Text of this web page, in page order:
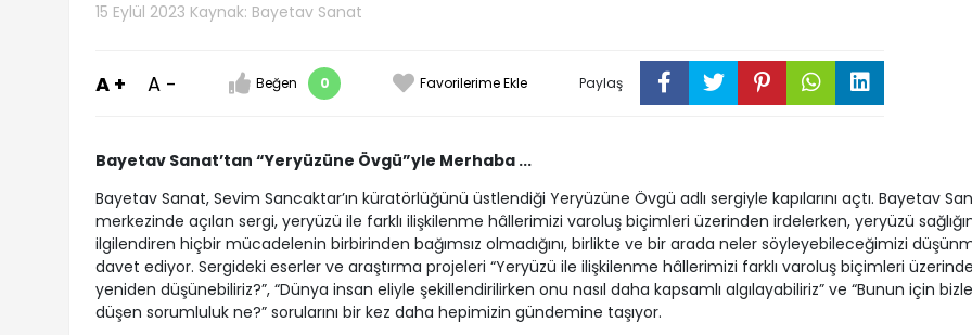
15 Eylül 2023 Kaynak: Bayetav Sanat
A + A - Beğen 0 Favorilerime Ekle Paylaş
Bayetav Sanat’tan “Yeryüzüne Övgü”yle Merhaba ...
Bayetav Sanat, Sevim Sancaktar’ın küratörlüğünü üstlendiği Yeryüzüne Övgü adlı sergiyle kapılarını açtı. Bayetav
merkezinde açılan sergi, yeryüzü ile farklı ilişkilenme hâllerimizi varoluş biçimleri üzerinden irdelerken, yeryüzü
ilgilendiren hiçbir mücadelenin birbirinden bağımsız olmadığını, birlikte ve bir arada neler söyleyebileceğimizi
davet ediyor. Sergideki eserler ve araştırma projeleri “Yeryüzü ile ilişkilenme hâllerimizi farklı varoluş biçimleri
yeniden düşünebiliriz?”, “Dünya insan eliyle şekillendirilirken onu nasıl daha kapsamlı algılayabiliriz” ve “Bunun için
düşen sorumluluk ne?” sorularını bir kez daha hepimizin gündemine taşıyor.